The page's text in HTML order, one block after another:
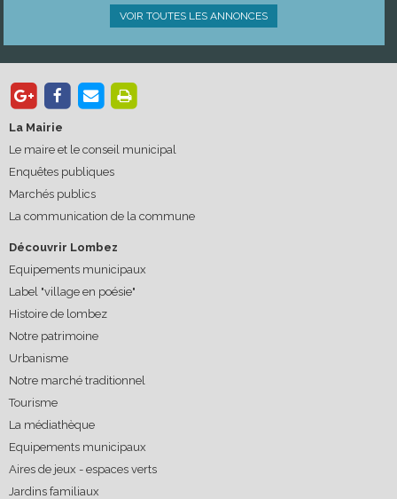
VOIR TOUTES LES ANNONCES
La Mairie
Le maire et le conseil municipal
Enquêtes publiques
Marchés publics
La communication de la commune
Découvrir Lombez
Equipements municipaux
Label "village en poésie"
Histoire de lombez
Notre patrimoine
Urbanisme
Notre marché traditionnel
Tourisme
La médiathèque
Equipements municipaux
Aires de jeux - espaces verts
Jardins familiaux